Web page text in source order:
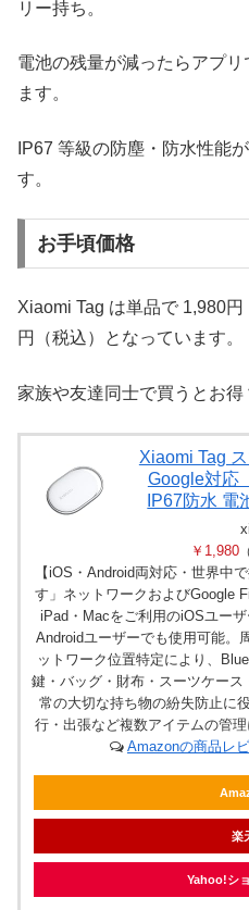
リー持ち。
電池の残量が減ったらアプ
ます。
IP67 等級の防塵・防水性能
す。
お手頃価格
Xiaomi Tag は単品で 1,980
円（税込）となっています。
家族や友達同士で買うとお得
Xiaomi Tag
Google対応
IP67防水 電
￥1,980
【iOS・Android両対応・世界中
す」ネットワークおよびGoogle
iPad・Macをご利用のiOSユー
Androidユーザーでも使用可能。
ットワーク位置特定により、
鍵・バッグ・財布・スーツケー
常の大切な持ち物の紛失防止に
行・出張など複数アイテムの管
Amazonの商品レ
楽
Yahoo!シ